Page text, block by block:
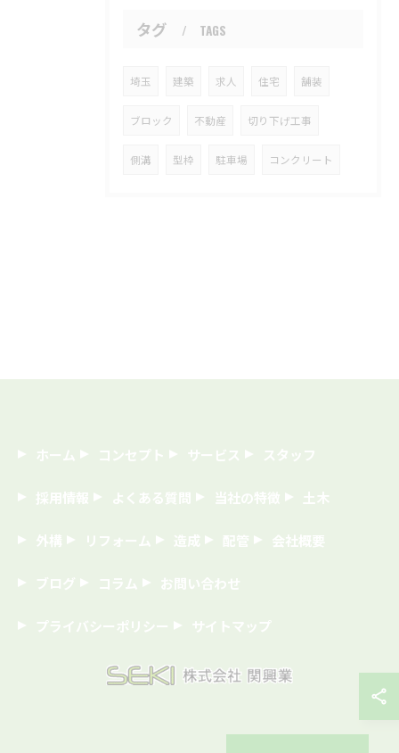
タグ TAGS
埼玉 建築 求人 住宅 舗装
ブロック 不動産 切り下げ工事
側溝 型枠 駐車場 コンクリート
ホーム コンセプト サービス スタッフ
採用情報 よくある質問 当社の特徴 土木
外構 リフォーム 造成 配管 会社概要
ブログ コラム お問い合わせ
プライバシーポリシー サイトマップ